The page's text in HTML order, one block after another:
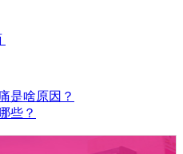
是啥原因？
些？